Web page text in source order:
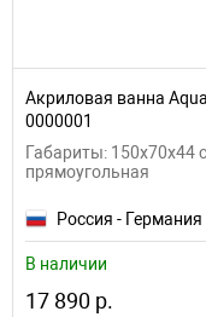
Акриловая ванна
0000001
Габариты: 150x70x44
прямоугольная
Россия - Германия
В наличии
17 890 р.